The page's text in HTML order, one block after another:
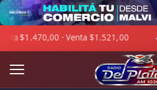
Skip
to
content
-2°C · Cielo despejado · Viento 13 km/h